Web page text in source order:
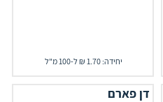
יחידה: 1.70 ₪ ל-100 מ"ל
דן פארם